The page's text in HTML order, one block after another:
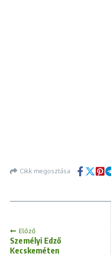
Cikk megosztása
Előző
Személyi Edző
Kecskeméten